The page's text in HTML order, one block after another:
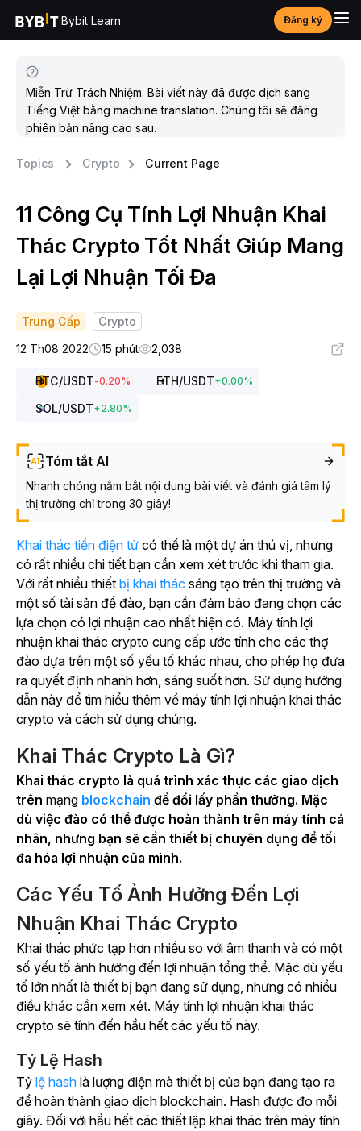
Bybit Learn Đăng ký
Miễn Trừ Trách Nhiệm: Bài viết này đã được dịch sang
Tiếng Việt bằng machine translation. Chúng tôi sẽ đăng
phiên bản nâng cao sau.
Topics Crypto Current Page
11 Công Cụ Tính Lợi Nhuận Khai
Thác Crypto Tốt Nhất Giúp Mang
Lại Lợi Nhuận Tối Đa
Trung Cấp
Crypto
12 Th08 2022
15 phút 2,038
BTC/USDT-0.20% ETH/USDT+0.00%
SOL/USDT+2.80%
Tóm tắt AI
Nhanh chóng nắm bắt nội dung bài viết và đánh giá tâm lý
thị trường chỉ trong 30 giây!
Khai thác tiền điện tử có thể là một dự án thú vị, nhưng
có rất nhiều chi tiết bạn cần xem xét trước khi tham gia.
Với rất nhiều thiết bị khai thác sáng tạo trên thị trường và
một số tài sản để đào, bạn cần đảm bảo đang chọn các
lựa chọn có lợi nhuận cao nhất hiện có. Máy tính lợi
nhuận khai thác crypto cung cấp ước tính cho các thợ
đào dựa trên một số yếu tố khác nhau, cho phép họ đưa
ra quyết định nhanh hơn, sáng suốt hơn. Sử dụng hướng
dẫn này để tìm hiểu thêm về máy tính lợi nhuận khai thác
crypto và cách sử dụng chúng.
Khai Thác Crypto Là Gì?
Khai thác crypto là quá trình xác thực các giao dịch
trên mạng blockchain để đổi lấy phần thưởng. Mặc
dù việc đào có thể được hoàn thành trên máy tính cá
nhân, nhưng bạn sẽ cần thiết bị chuyên dụng để tối
đa hóa lợi nhuận của mình.
Các Yếu Tố Ảnh Hưởng Đến Lợi
Nhuận Khai Thác Crypto
Khai thác phức tạp hơn nhiều so với âm thanh và có một
số yếu tố ảnh hưởng đến lợi nhuận tổng thể. Mặc dù yếu
tố lớn nhất là thiết bị bạn đang sử dụng, nhưng có nhiều
điều khác cần xem xét. Máy tính lợi nhuận khai thác
crypto sẽ tính đến hầu hết các yếu tố này.
Tỷ Lệ Hash
Tỷ lệ hash là lượng điện mà thiết bị của bạn đang tạo ra
để hoàn thành giao dịch blockchain. Hash được đo mỗi
giây. Đối với hầu hết các thiết lập khai thác trên máy tính